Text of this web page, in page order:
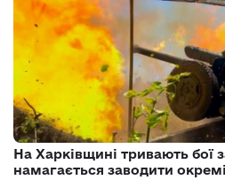
На Харківщині тривають бої
намагається заводити